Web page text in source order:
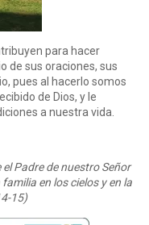
para hacer
de sus oraciones, sus
pues al hacerlo somos
de Dios, y le
a nuestra vida.
Padre de nuestro Señor
en los cielos y en la
15)